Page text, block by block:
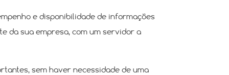
e disponibilidade de informações
da sua empresa, com um servidor a
sem haver necessidade de uma